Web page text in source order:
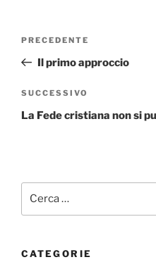
Navigazione
Articolo
precedente:
PRECEDENTE
Il primo approccio
Articolo
successivo
SUCCESSIVO
La Fede cristiana non si
Cerca:
CATEGORIE